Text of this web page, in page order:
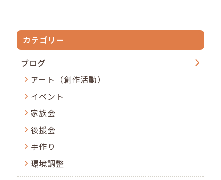
カテゴリー
ブログ
アート（創作活動）
イベント
家族会
後援会
手作り
環境調整